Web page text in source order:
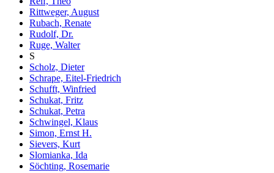
Rittweger, August
Rubach, Renate
Rudolf, Dr.
Ruge, Walter
S
Scholz, Dieter
Schrape, Eitel-Friedrich
Schufft, Winfried
Schukat, Fritz
Schukat, Petra
Schwingel, Klaus
Simon, Ernst H.
Sievers, Kurt
Slomianka, Ida
Söchting, Rosemarie